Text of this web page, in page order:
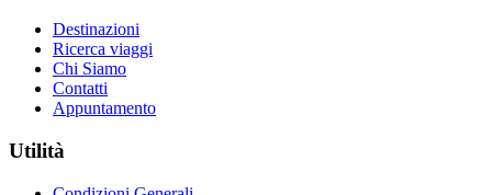
Destinazioni
Ricerca viaggi
Chi Siamo
Contatti
Appuntamento
Utilità